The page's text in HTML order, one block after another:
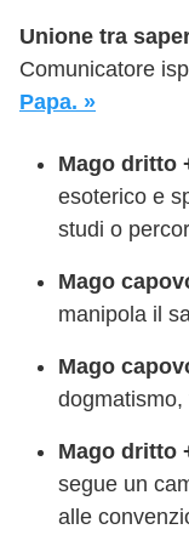
Unione tra
Comunicatore
Papa. »
Mago dritto
esoterico e
studi o
Mago
manipola il
Mago
Mago dritto
segue un
alle